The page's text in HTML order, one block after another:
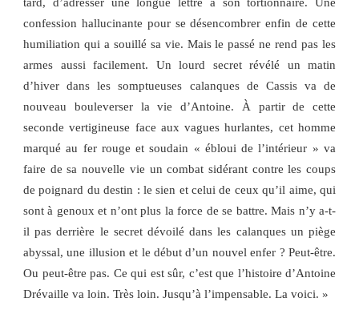
tard, d’adresser une longue lettre à son tortionnaire. Une
confession hallucinante pour se désencombrer enfin de cette
humiliation qui a souillé sa vie. Mais le passé ne rend pas les
armes aussi facilement. Un lourd secret révélé un matin
d’hiver dans les somptueuses calanques de Cassis va de
nouveau bouleverser la vie d’Antoine. À partir de cette
seconde vertigineuse face aux vagues hurlantes, cet homme
marqué au fer rouge et soudain « ébloui de l’intérieur » va
faire de sa nouvelle vie un combat sidérant contre les coups
de poignard du destin : le sien et celui de ceux qu’il aime, qui
sont à genoux et n’ont plus la force de se battre. Mais n’y a-t-
il pas derrière le secret dévoilé dans les calanques un piège
abyssal, une illusion et le début d’un nouvel enfer ? Peut-être.
Ou peut-être pas. Ce qui est sûr, c’est que l’histoire d’Antoine
Drévaille va loin. Très loin. Jusqu’à l’impensable. La voici. »